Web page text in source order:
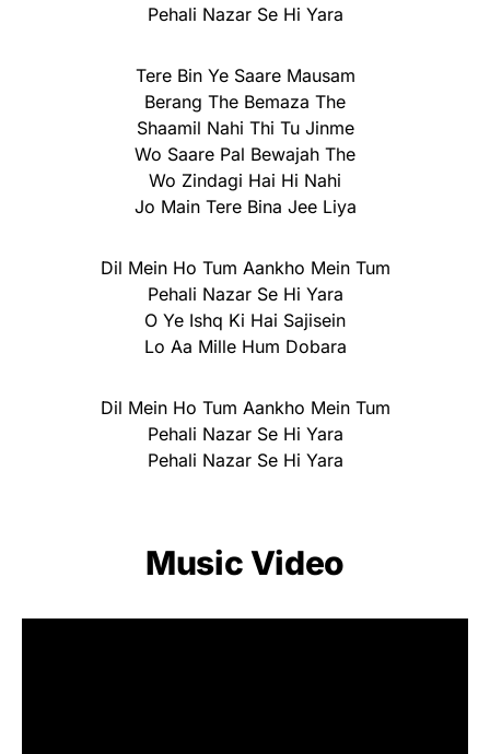
Pehali Nazar Se Hi Yara
Tere Bin Ye Saare Mausam
Berang The Bemaza The
Shaamil Nahi Thi Tu Jinme
Wo Saare Pal Bewajah The
Wo Zindagi Hai Hi Nahi
Jo Main Tere Bina Jee Liya
Dil Mein Ho Tum Aankho Mein Tum
Pehali Nazar Se Hi Yara
O Ye Ishq Ki Hai Sajisein
Lo Aa Mille Hum Dobara
Dil Mein Ho Tum Aankho Mein Tum
Pehali Nazar Se Hi Yara
Pehali Nazar Se Hi Yara
Music Video